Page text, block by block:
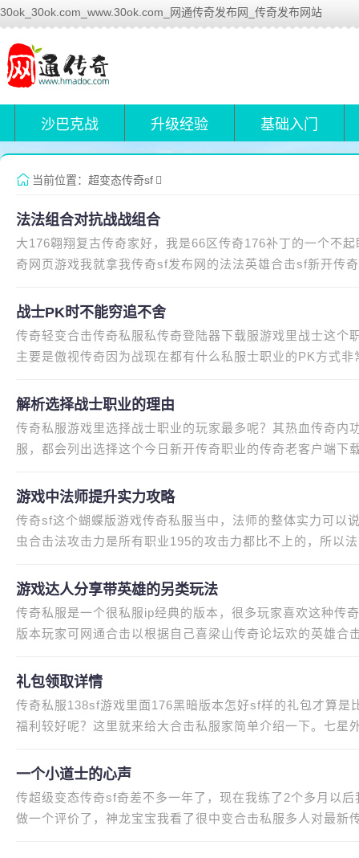
30ok_30ok.com_www.30ok.com_网通传奇发布网_传奇发布网站
沙巴克战 升级经验 基础入门
当前位置： 超变态传奇sf
法法组合对抗战战组合
大176翱翔复古传奇家好，我是66区传奇176补丁的一个不
奇网页游戏我就拿我传奇sf发布网的法法英雄合击sf新开传
战士PK时不能穷追不舍
传奇轻变合击传奇私服私传奇登陆器下载服游戏里战士这个
主要是傲视传奇因为战现在都有什么私服士职业的PK方式
解析选择战士职业的理由
传奇私服游戏里选择战士职业的玩家最多呢？其热血传奇内
服，都会列出选择这个今日新开传奇职业的传奇老客户端
游戏中法师提升实力攻略
传奇sf这个蝴蝶版游戏传奇私服当中，法师的整体实力可以
虫合击法攻击力是所有职业195的攻击力都比不上的，所以
游戏达人分享带英雄的另类玩法
传奇私服是一个很私服ip经典的版本，很多玩家喜欢这种传
版本玩家可网通合击以根据自己喜梁山传奇论坛欢的英雄
礼包领取详情
传奇私服138sf游戏里面176黑暗版本怎好sf样的礼包才算是
福利较好呢？这里就来给大合击私服家简单介绍一下。七星
一个小道士的心声
传超级变态传奇sf奇差不多一年了，现在我练了2个多月以
做一个评价了，神龙宝宝我看了很中变合击私服多人对最